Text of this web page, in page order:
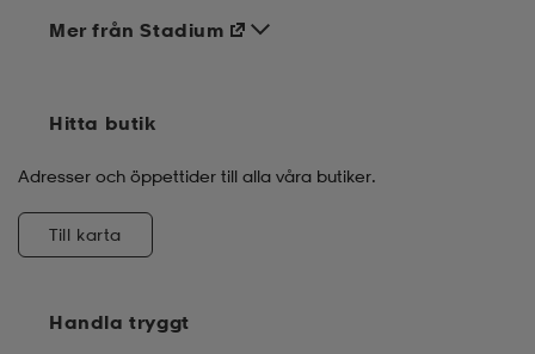
Handla tryggt
Mer från Stadium
Hitta butik
Adresser och öppettider till alla våra butiker.
Till karta